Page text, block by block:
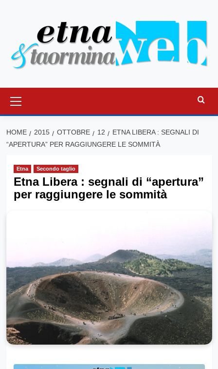
principale
HOME 2015 OTTOBRE 12
ETNA LIBERA : SEGNALI DI
“APERTURA” PER RAGGIUNGERE LE SOMMITÀ
Etna Secondo taglio
Etna Libera : segnali di “apertura”
per raggiungere le sommità